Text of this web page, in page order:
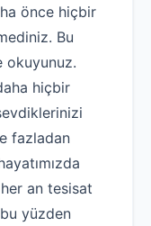
önce hiçbir
Bu
okuyunuz.
hiçbir
fazladan
an tesisat
yüzden